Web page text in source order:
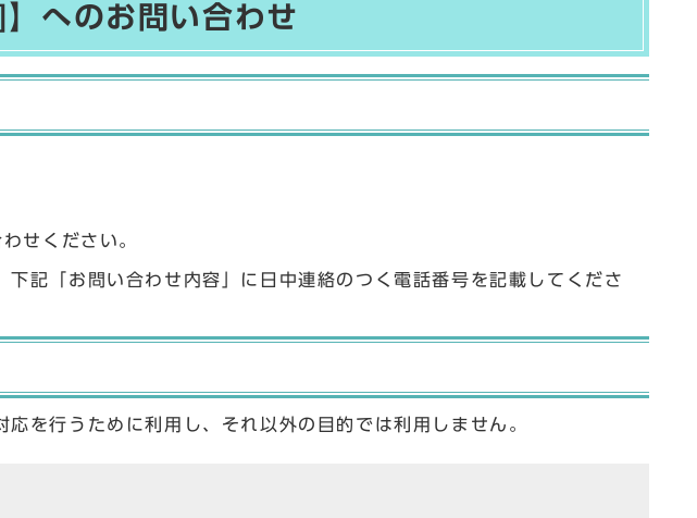
へのお問い合わせ
せください。
記「お問い合わせ内容」に日中連絡のつく電話番号を記載してくださ
を行うために利用し、それ以外の目的では利用しません。